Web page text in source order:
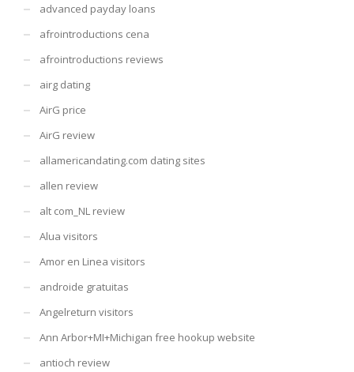
advanced payday loans
afrointroductions cena
afrointroductions reviews
airg dating
AirG price
AirG review
allamericandating.com dating sites
allen review
alt com_NL review
Alua visitors
Amor en Linea visitors
androide gratuitas
Angelreturn visitors
Ann Arbor+MI+Michigan free hookup website
antioch review